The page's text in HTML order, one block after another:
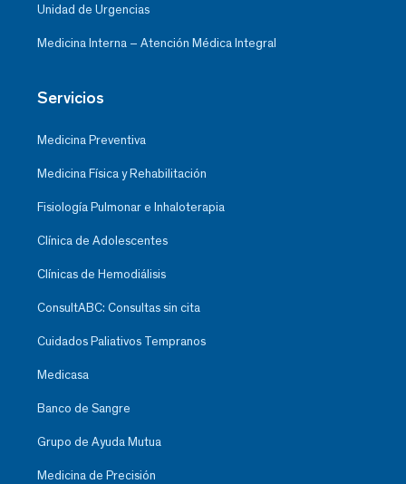
Unidad de Urgencias
Medicina Interna – Atención Médica Integral
Servicios
Medicina Preventiva
Medicina Física y Rehabilitación
Fisiología Pulmonar e Inhaloterapia
Clínica de Adolescentes
Clínicas de Hemodiálisis
ConsultABC: Consultas sin cita
Cuidados Paliativos Tempranos
Medicasa
Banco de Sangre
Grupo de Ayuda Mutua
Medicina de Precisión